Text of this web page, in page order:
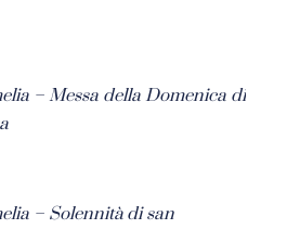
– Messa della Domenica di
– Solennità di san